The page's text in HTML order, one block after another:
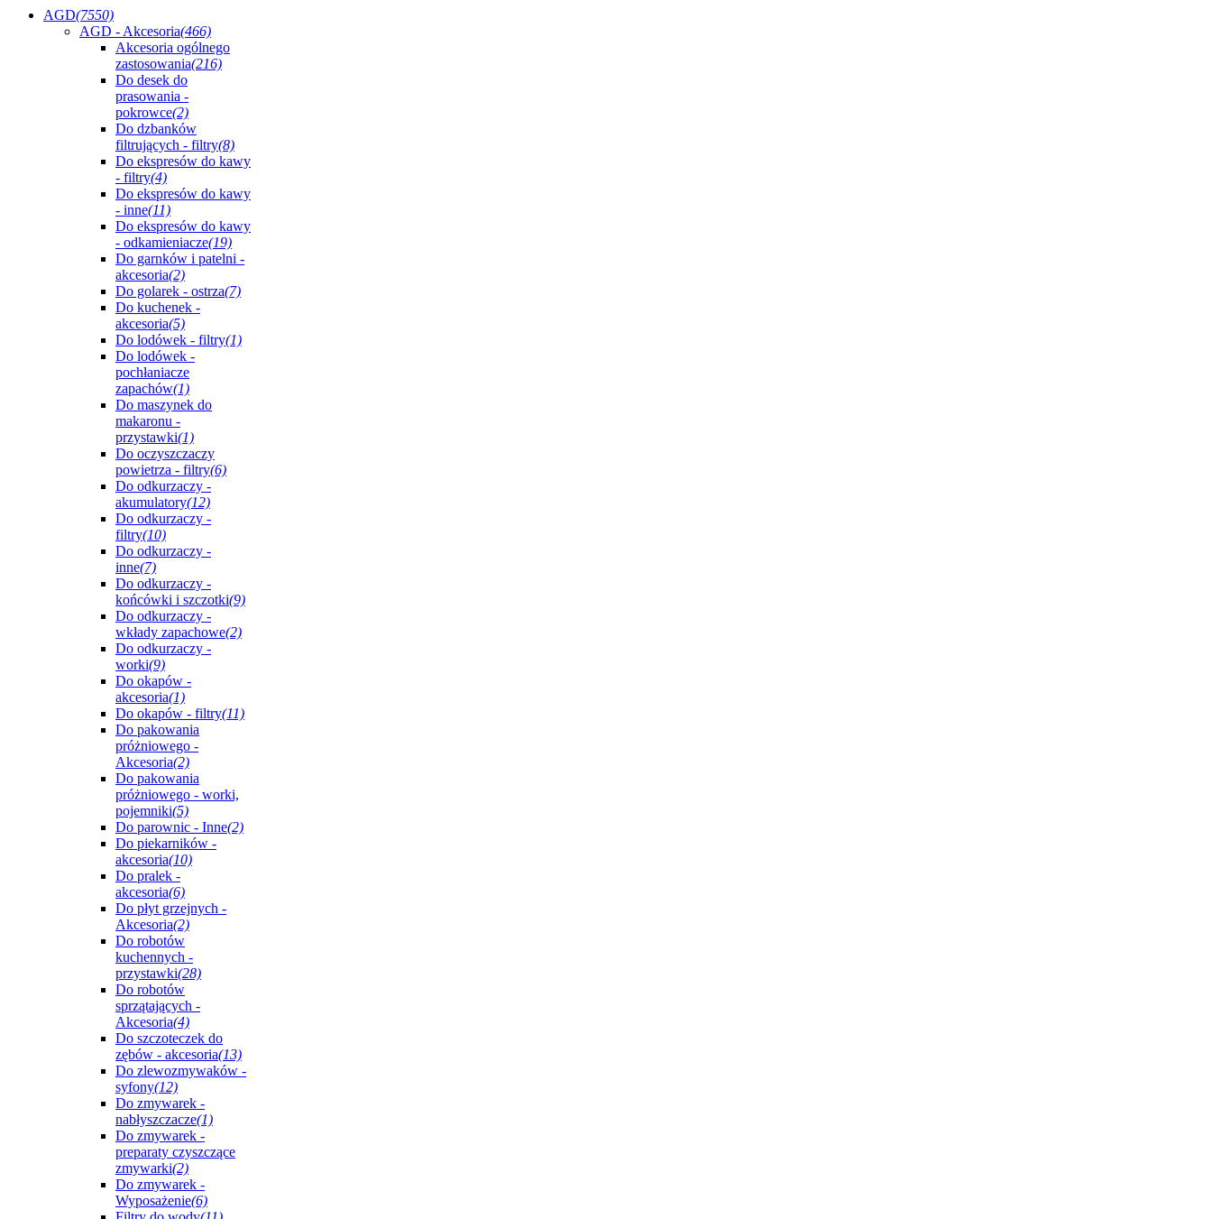
AGD(7550)
AGD - Akcesoria(466)
Akcesoria ogólnego
zastosowania(216)
Do desek do
prasowania -
pokrowce(2)
Do dzbanków
filtrujących - filtry(8)
Do ekspresów do kawy
- filtry(4)
Do ekspresów do kawy
- inne(11)
Do ekspresów do kawy
- odkamieniacze(19)
Do garnków i patelni -
akcesoria(2)
Do golarek - ostrza(7)
Do kuchenek -
akcesoria(5)
Do lodówek - filtry(1)
Do lodówek -
pochłaniacze
zapachów(1)
Do maszynek do
makaronu -
przystawki(1)
Do oczyszczaczy
powietrza - filtry(6)
Do odkurzaczy -
akumulatory(12)
Do odkurzaczy -
filtry(10)
Do odkurzaczy -
inne(7)
Do odkurzaczy -
końcówki i szczotki(9)
Do odkurzaczy -
wkłady zapachowe(2)
Do odkurzaczy -
worki(9)
Do okapów -
akcesoria(1)
Do okapów - filtry(11)
Do pakowania
próżniowego -
Akcesoria(2)
Do pakowania
próżniowego - worki,
pojemniki(5)
Do parownic - Inne(2)
Do piekarników -
akcesoria(10)
Do pralek -
akcesoria(6)
Do płyt grzejnych -
Akcesoria(2)
Do robotów
kuchennych -
przystawki(28)
Do robotów
sprzątających -
Akcesoria(4)
Do szczoteczek do
zębów - akcesoria(13)
Do zlewozmywaków -
syfony(12)
Do zmywarek -
nabłyszczacze(1)
Do zmywarek -
preparaty czyszczące
zmywarki(2)
Do zmywarek -
Wyposażenie(6)